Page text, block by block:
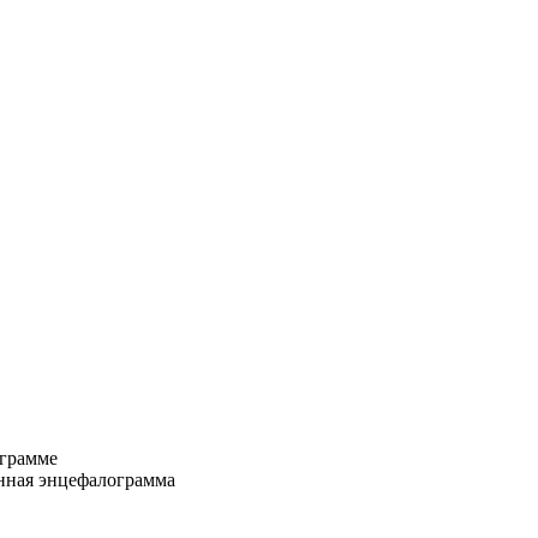
энцефалограмма